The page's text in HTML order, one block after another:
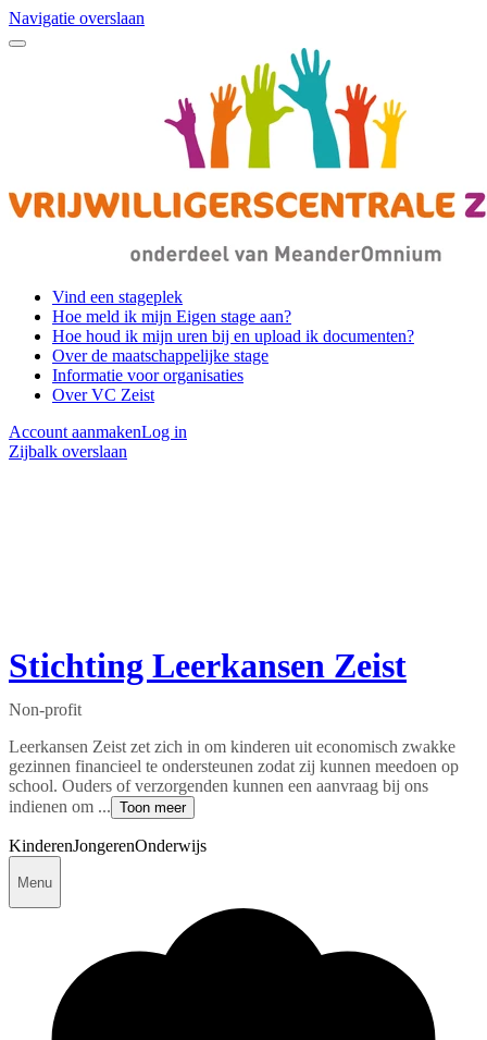
Navigatie overslaan
Vind een stageplek
Hoe meld ik mijn Eigen stage aan?
Hoe houd ik mijn uren bij en upload ik documenten?
Over de maatschappelijke stage
Informatie voor organisaties
Over VC Zeist
Account aanmakenLog in
Zijbalk overslaan
Stichting Leerkansen Zeist
Non-profit
Leerkansen Zeist zet zich in om kinderen uit economisch zwakke
gezinnen financieel te ondersteunen zodat zij kunnen meedoen op
school. Ouders of verzorgenden kunnen een aanvraag bij ons
indienen om ... Toon meer
KinderenJongerenOnderwijs
Menu